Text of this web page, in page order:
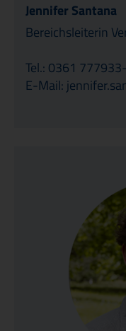
Jennifer Santana
Bereichsleiterin
Tel.: 0361
E-Mail: